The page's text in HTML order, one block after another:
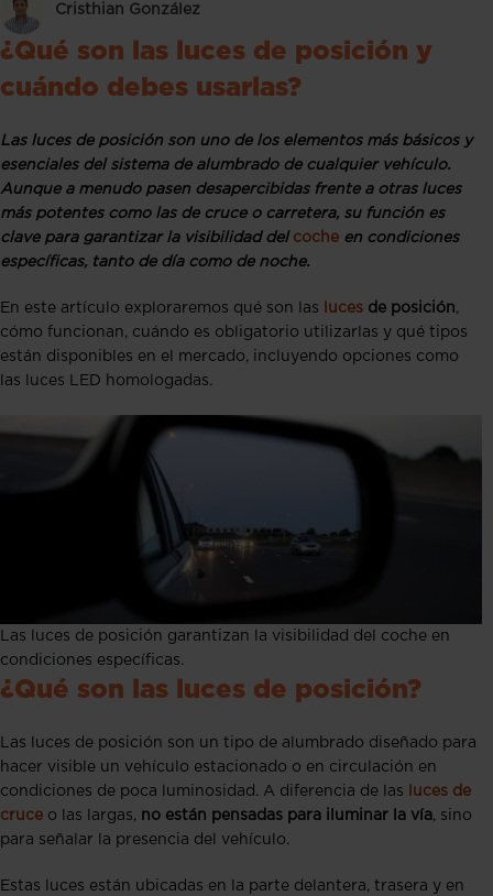
Cristhian González
¿Qué son las luces de posición y
cuándo debes usarlas?
Las luces de posición son uno de los elementos más básicos y
esenciales del sistema de alumbrado de cualquier vehículo.
Aunque a menudo pasen desapercibidas frente a otras luces
más potentes como las de cruce o carretera, su función es
clave para garantizar la visibilidad del coche en condiciones
específicas, tanto de día como de noche.
En este artículo exploraremos qué son las luces de posición,
cómo funcionan, cuándo es obligatorio utilizarlas y qué tipos
están disponibles en el mercado, incluyendo opciones como
las luces LED homologadas.
Las luces de posición garantizan la visibilidad del coche en
condiciones específicas.
¿Qué son las luces de posición?
Las luces de posición son un tipo de alumbrado diseñado para
hacer visible un vehículo estacionado o en circulación en
condiciones de poca luminosidad. A diferencia de las
luces de
cruce o las largas, no están pensadas para iluminar la vía, sino
para señalar la presencia del vehículo.
Estas luces están ubicadas en la parte delantera, trasera y en